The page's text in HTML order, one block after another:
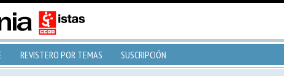
REVISTERO POR TEMAS SUSCRIPCIÓN